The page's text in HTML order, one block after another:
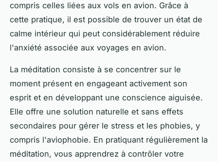
compris celles liées aux vols en avion. Grâce à
cette pratique, il est possible de trouver un état de
calme intérieur qui peut considérablement réduire
l'anxiété associée aux voyages en avion.
La méditation consiste à se concentrer sur le
moment présent en engageant activement son
esprit et en développant une conscience aiguisée.
Elle offre une solution naturelle et sans effets
secondaires pour gérer le stress et les phobies, y
compris l'aviophobie. En pratiquant régulièrement la
méditation, vous apprendrez à contrôler votre